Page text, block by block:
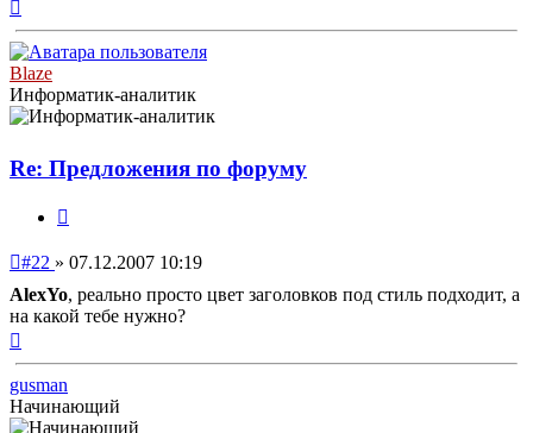
началу
Blaze
Информатик-аналитик
Re: Предложения по форуму
Непрочитанное
#22 » 07.12.2007 10:19
AlexYo, реально просто цвет заголовков под стиль подходит, а
на какой тебе нужно?
началу
gusman
Начинающий